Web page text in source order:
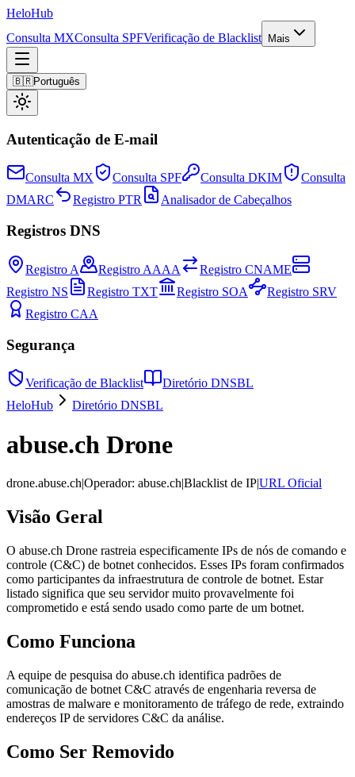
HeloHub
Consulta MXConsulta SPFVerificação de Blacklist Mais
🇧🇷Português
Autenticação de E-mail
Consulta MX Consulta SPF Consulta DKIM
Consulta
DMARC
Registro PTR Analisador de Cabeçalhos
Registros DNS
Registro A Registro AAAA
Registro CNAME
Registro NS
Registro TXT Registro SOA
Registro SRV
Registro CAA
Segurança
Verificação de Blacklist
Diretório DNSBL
HeloHub
Diretório DNSBL
abuse.ch Drone
drone.abuse.ch|Operador: abuse.ch|Blacklist de IP|URL Oficial
Visão Geral
O abuse.ch Drone rastreia especificamente IPs de nós de comando e
controle (C&C) de botnet conhecidos. Esses IPs foram confirmados
como participantes da infraestrutura de controle de botnet. Estar
listado significa que seu servidor muito provavelmente foi
comprometido e está sendo usado como parte de um botnet.
Como Funciona
A equipe de pesquisa do abuse.ch identifica padrões de
comunicação de botnet C&C através de engenharia reversa de
amostras de malware e monitoramento de tráfego de rede, extraindo
endereços IP de servidores C&C da análise.
Como Ser Removido